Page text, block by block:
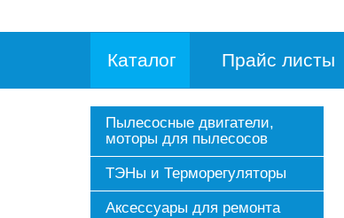
Каталог Прайс листы
Пылесосные двигатели,
моторы для пылесосов
ТЭНы и Терморегуляторы
Аксессуары для ремонта